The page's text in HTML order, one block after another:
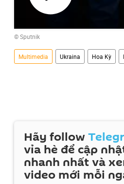
Phát
© Sputnik
Multimedia Ukraina Hoa Kỳ
Hãy follow
vỉa hè để cập
nhanh nhất và
video mới mỗi